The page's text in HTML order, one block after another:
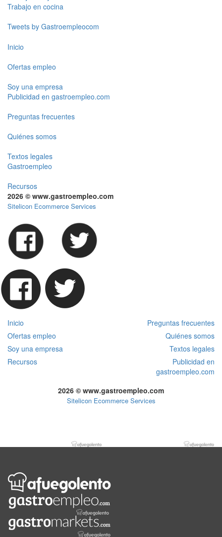
Trabajo en cocina
Tweets by Gastroempleocom
Inicio
Ofertas empleo
Soy una empresa
Publicidad en gastroempleo.com
Preguntas frecuentes
Quiénes somos
Textos legales
Gastroempleo
Recursos
2026 © www.gastroempleo.com
Sitelicon Ecommerce Services
Inicio
Preguntas frecuentes
Ofertas empleo
Quiénes somos
Soy una empresa
Textos legales
Recursos
Publicidad en
gastroempleo.com
2026 © www.gastroempleo.com
Sitelicon Ecommerce Services